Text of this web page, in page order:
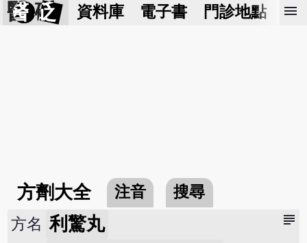
醫 砭 資料庫 電子書 門診地點 預
menu
方劑大全 注音 搜尋
subject
方名 利驚丸